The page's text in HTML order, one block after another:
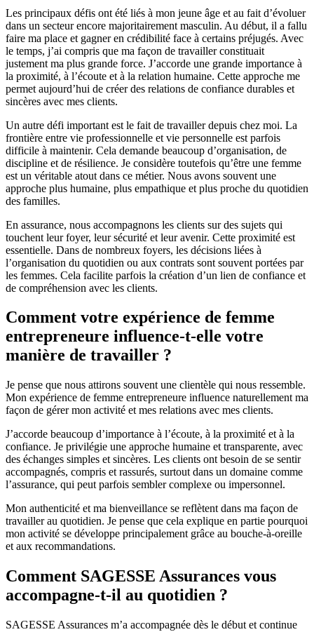
Les principaux défis ont été liés à mon jeune âge et au fait d’évoluer
dans un secteur encore majoritairement masculin. Au début, il a fallu
faire ma place et gagner en crédibilité face à certains préjugés. Avec
le temps, j’ai compris que ma façon de travailler constituait
justement ma plus grande force. J’accorde une grande importance à
la proximité, à l’écoute et à la relation humaine. Cette approche me
permet aujourd’hui de créer des relations de confiance durables et
sincères avec mes clients.
Un autre défi important est le fait de travailler depuis chez moi. La
frontière entre vie professionnelle et vie personnelle est parfois
difficile à maintenir. Cela demande beaucoup d’organisation, de
discipline et de résilience. Je considère toutefois qu’être une femme
est un véritable atout dans ce métier. Nous avons souvent une
approche plus humaine, plus empathique et plus proche du quotidien
des familles.
En assurance, nous accompagnons les clients sur des sujets qui
touchent leur foyer, leur sécurité et leur avenir. Cette proximité est
essentielle. Dans de nombreux foyers, les décisions liées à
l’organisation du quotidien ou aux contrats sont souvent portées par
les femmes. Cela facilite parfois la création d’un lien de confiance et
de compréhension avec les clients.
Comment votre expérience de femme
entrepreneure influence-t-elle votre
manière de travailler ?
Je pense que nous attirons souvent une clientèle qui nous ressemble.
Mon expérience de femme entrepreneure influence naturellement ma
façon de gérer mon activité et mes relations avec mes clients.
J’accorde beaucoup d’importance à l’écoute, à la proximité et à la
confiance. Je privilégie une approche humaine et transparente, avec
des échanges simples et sincères. Les clients ont besoin de se sentir
accompagnés, compris et rassurés, surtout dans un domaine comme
l’assurance, qui peut parfois sembler complexe ou impersonnel.
Mon authenticité et ma bienveillance se reflètent dans ma façon de
travailler au quotidien. Je pense que cela explique en partie pourquoi
mon activité se développe principalement grâce au bouche-à-oreille
et aux recommandations.
Comment SAGESSE Assurances vous
accompagne-t-il au quotidien ?
SAGESSE Assurances m’a accompagnée dès le début et continue